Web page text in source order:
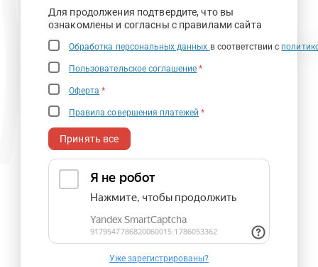
Для продолжения подтвердите, что вы
ознакомлены и согласны с правилами сайта
Обработка персональных данных в соответствии с
Пользовательское соглашение *
Оферта *
Правила совершения платежей *
Принять все
Уже зарегистрированы?